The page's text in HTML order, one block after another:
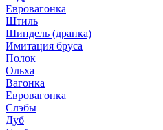
Евровагонка
Штиль
Шиндель (дранка)
Имитация бруса
Полок
Ольха
Вагонка
Евровагонка
Слэбы
Дуб